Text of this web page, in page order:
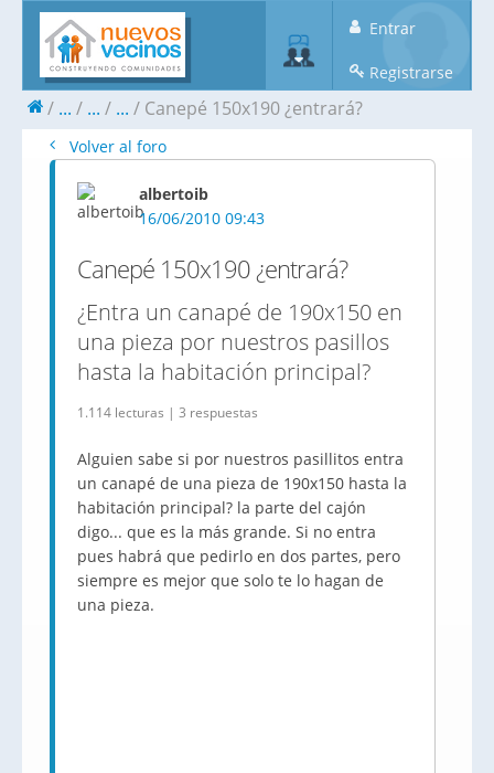
Entrar
Registrarse
... ... ... Canepé 150x190 ¿entrará?
Volver al foro
albertoib
16/06/2010 09:43
Canepé 150x190 ¿entrará?
¿Entra un canapé de 190x150 en
una pieza por nuestros pasillos
hasta la habitación principal?
1.114 lecturas | 3 respuestas
Alguien sabe si por nuestros pasillitos entra
un canapé de una pieza de 190x150 hasta la
habitación principal? la parte del cajón
digo... que es la más grande. Si no entra
pues habrá que pedirlo en dos partes, pero
siempre es mejor que solo te lo hagan de
una pieza.